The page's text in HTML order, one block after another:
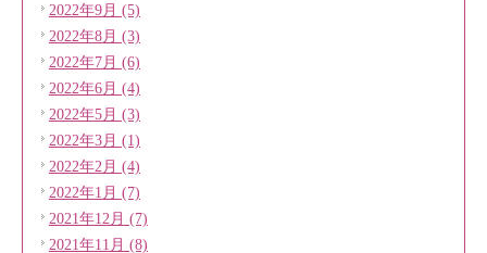
2022年9月 (5)
2022年8月 (3)
2022年7月 (6)
2022年6月 (4)
2022年5月 (3)
2022年3月 (1)
2022年2月 (4)
2022年1月 (7)
2021年12月 (7)
2021年11月 (8)